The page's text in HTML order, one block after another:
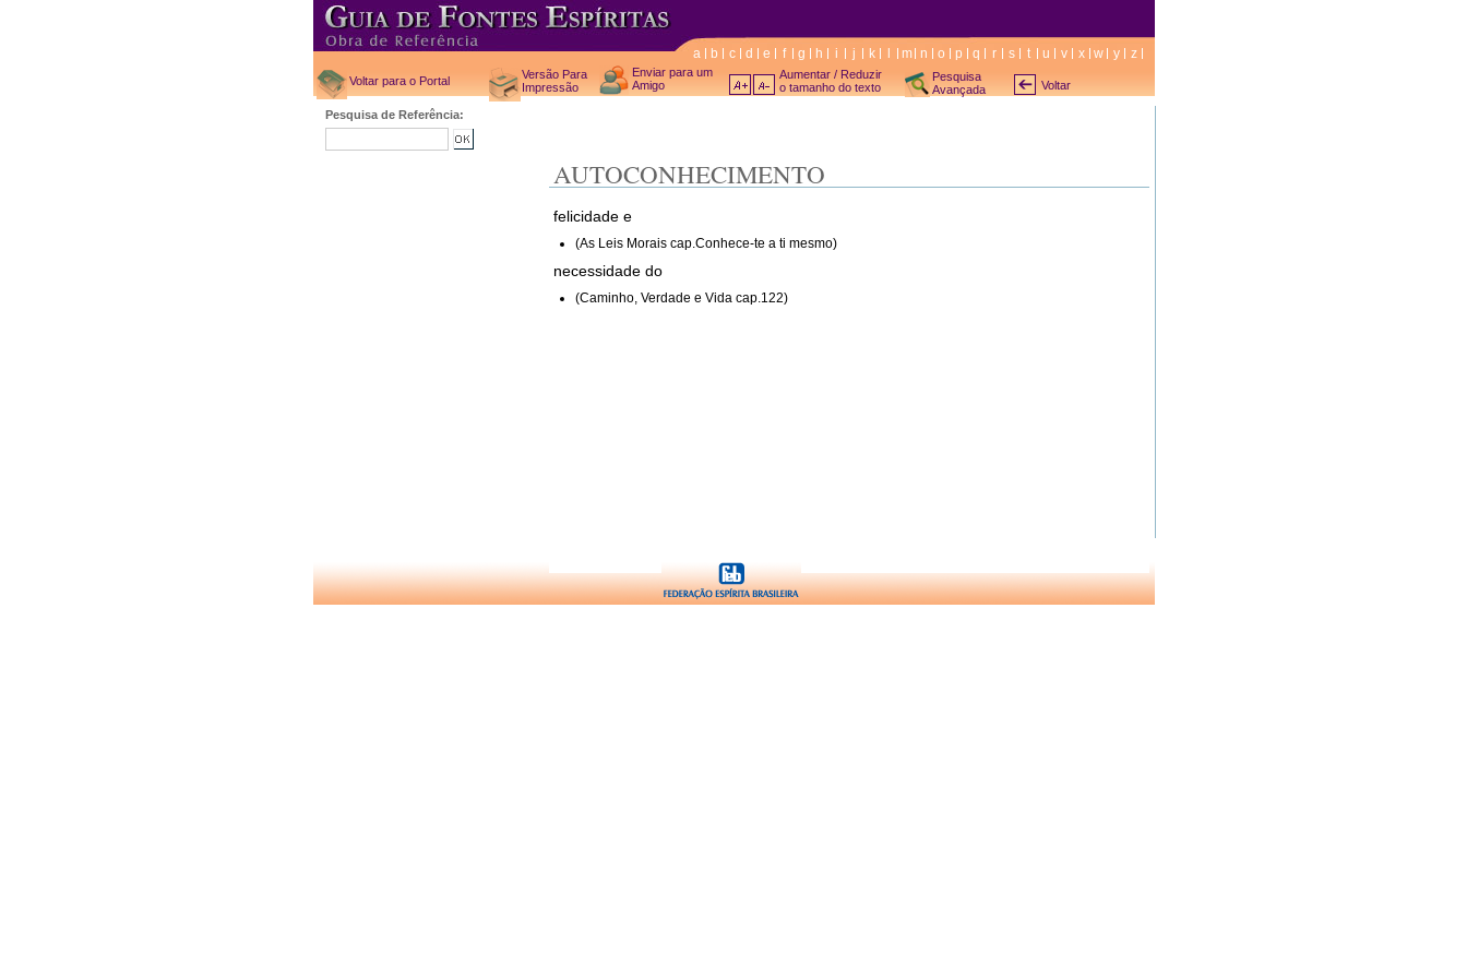
a b c d e f g h i j k m n o p q r s t u v x w y z
Voltar para o Portal
Versão Para
Impressão
Enviar para um
Amigo
Aumentar / Reduzir
o tamanho do texto
Pesquisa
Avançada
Voltar
Pesquisa de Referência:
AUTOCONHECIMENTO
felicidade e
(As Leis Morais cap.Conhece-te a ti mesmo)
necessidade do
(Caminho, Verdade e Vida cap.122)